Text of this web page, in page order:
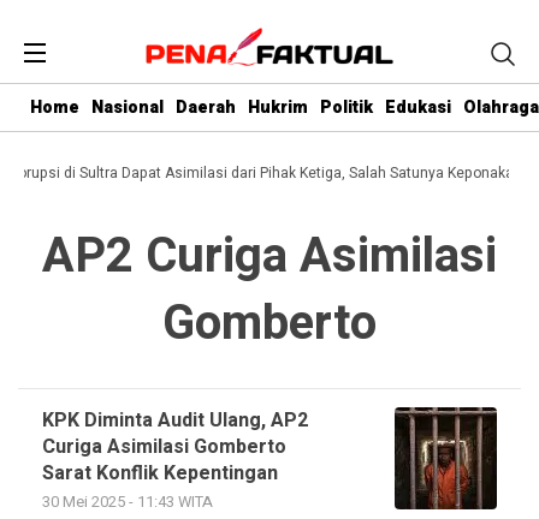
Home Nasional Daerah Hukrim Politik Edukasi Olahraga
Korupsi di Sultra Dapat Asimilasi dari Pihak Ketiga, Salah Satunya Keponakan
AP2 Curiga Asimilasi
Gomberto
KPK Diminta Audit Ulang, AP2
Curiga Asimilasi Gomberto
Sarat Konflik Kepentingan
30 Mei 2025 - 11:43 WITA